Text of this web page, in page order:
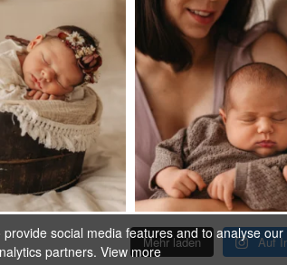
Mehr laden Auf
social media features and to analyse
partners. View more